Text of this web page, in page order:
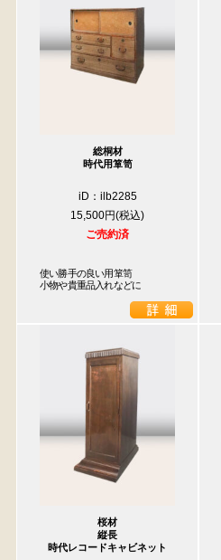
総桐材
時代用箪笥
iD：ilb2285
15,500円
ご売約済
使い勝手の良い用箪笥
小物や貴重品入れなどに
桜材
縦長
時代レコードキャビネット